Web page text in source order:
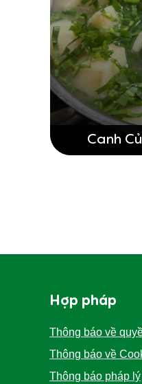
Canh
Hợp pháp
Thông báo về
Thông báo về
Thông báo pháp lý